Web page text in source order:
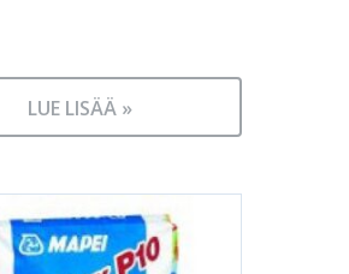
LUE LISÄÄ »